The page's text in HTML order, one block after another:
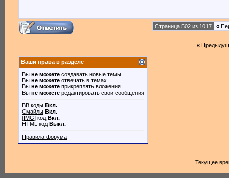
Страница 502 из 1017 «
«
Ваши права в разделе
Вы не можете создавать новые темы
Вы не можете отвечать в темах
Вы не можете прикреплять вложения
Вы не можете редактировать свои сообщения
BB коды Вкл.
Смайлы Вкл.
[IMG] код Вкл.
HTML код Выкл.
Правила форума
Текущее